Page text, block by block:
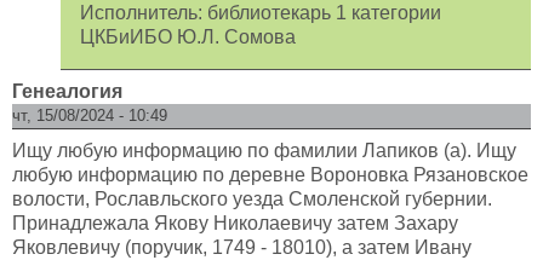
Исполнитель: библиотекарь 1 категории
ЦКБиИБО Ю.Л. Сомова
Генеалогия
чт, 15/08/2024 - 10:49
Ищу любую информацию по фамилии Лапиков (а). Ищу
любую информацию по деревне Вороновка Рязановское
волости, Рославльского уезда Смоленской губернии.
Принадлежала Якову Николаевичу затем Захару
Яковлевичу (поручик, 1749 - 18010), а затем Ивану